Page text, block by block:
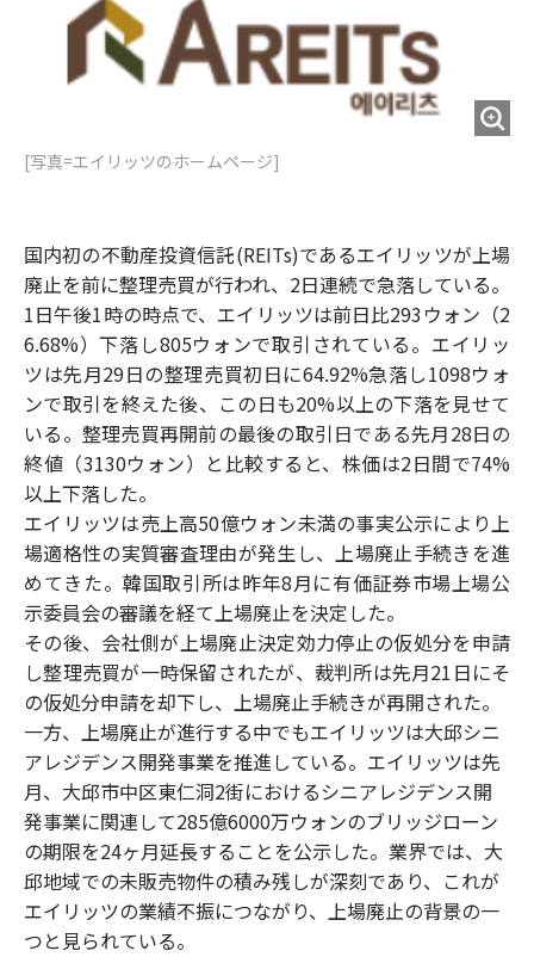
r
[写真=エイリッツのホームページ]
国内初の不動産投資信託(REITs)であるエイリッツが上場
廃止を前に整理売買が行われ、2日連続で急落している。
1日午後1時の時点で、エイリッツは前日比293ウォン（2
6.68%）下落し805ウォンで取引されている。エイリッ
ツは先月29日の整理売買初日に64.92%急落し1098ウォ
ンで取引を終えた後、この日も20%以上の下落を見せて
いる。整理売買再開前の最後の取引日である先月28日の
終値（3130ウォン）と比較すると、株価は2日間で74%
以上下落した。
エイリッツは売上高50億ウォン未満の事実公示により上
場適格性の実質審査理由が発生し、上場廃止手続きを進
めてきた。韓国取引所は昨年8月に有価証券市場上場公
示委員会の審議を経て上場廃止を決定した。
その後、会社側が上場廃止決定効力停止の仮処分を申請
し整理売買が一時保留されたが、裁判所は先月21日にそ
の仮処分申請を却下し、上場廃止手続きが再開された。
一方、上場廃止が進行する中でもエイリッツは大邱シニ
アレジデンス開発事業を推進している。エイリッツは先
月、大邱市中区東仁洞2街におけるシニアレジデンス開
発事業に関連して285億6000万ウォンのブリッジローン
の期限を24ヶ月延長することを公示した。業界では、大
邱地域での未販売物件の積み残しが深刻であり、これが
エイリッツの業績不振につながり、上場廃止の背景の一
つと見られている。